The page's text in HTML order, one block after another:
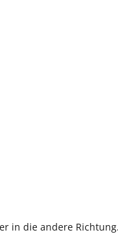
in die andere